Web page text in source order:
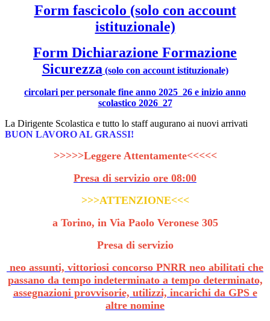
Form fascicolo (solo con account
istituzionale)
Form Dichiarazione Formazione
Sicurezza (solo con account istituzionale)
circolari per personale fine anno 2025_26 e inizio anno
scolastico 2026_27
La Dirigente Scolastica e tutto lo staff augurano ai nuovi arrivati
BUON LAVORO AL GRASSI!
>>>>>Leggere Attentamente<<<<<
Presa di servizio ore 08:00
>>>ATTENZIONE<<<
a Torino, in Via Paolo Veronese 305
Presa di servizio
neo assunti, vittoriosi concorso PNRR neo abilitati che
passano da tempo indeterminato a tempo determinato,
assegnazioni provvisorie, utilizzi, incarichi da GPS e
altre nomine